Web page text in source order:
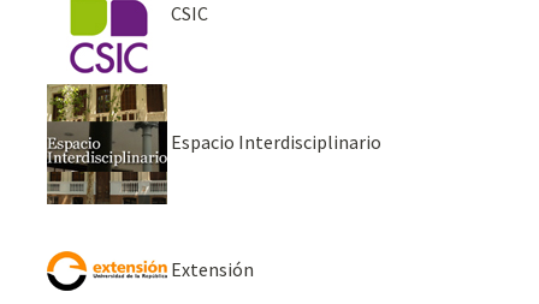
CSIC
Espacio Interdisciplinario
Extensión